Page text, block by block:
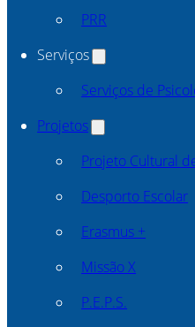
PRR
Serviços
Serviços de
Projetos
Projeto Cultural
Desporto Escolar
Erasmus +
Missão X
P.E.P.S.